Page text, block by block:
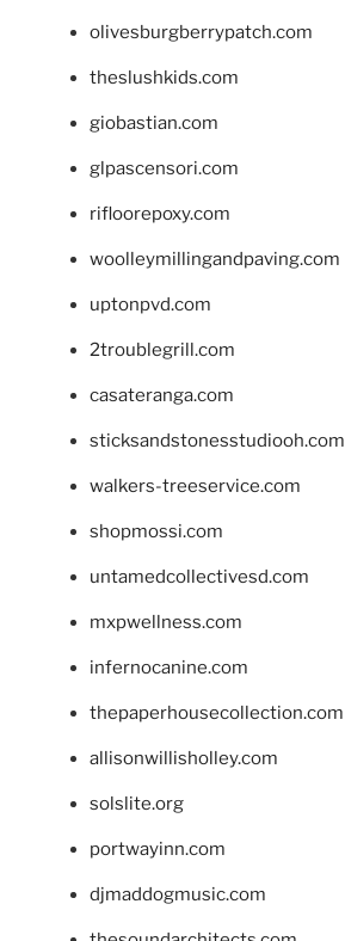
olivesburgberrypatch.com
theslushkids.com
giobastian.com
glpascensori.com
rifloorepoxy.com
woolleymillingandpaving.com
uptonpvd.com
2troublegrill.com
casateranga.com
sticksandstonesstudiooh.com
walkers-treeservice.com
shopmossi.com
untamedcollectivesd.com
mxpwellness.com
infernocanine.com
thepaperhousecollection.com
allisonwillisholley.com
solslite.org
portwayinn.com
djmaddogmusic.com